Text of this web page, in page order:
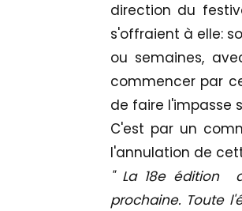
direction du
s'offraient à elle:
ou semaines,
commencer par
de faire l'impasse
C'est par un
l'annulation de
" La 18e édition
prochaine. Toute